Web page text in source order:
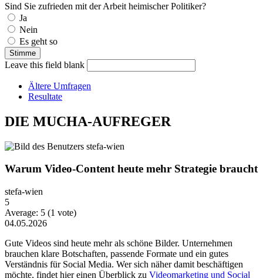
Sind Sie zufrieden mit der Arbeit heimischer Politiker?
Auswahlmöglichkeiten
Ja
Nein
Es geht so
Leave this field blank
Ältere Umfragen
Resultate
DIE MUCHA-AUFREGER
Warum Video-Content heute mehr Strategie braucht
stefa-wien
5
Average: 5 (1 vote)
04.05.2026
Gute Videos sind heute mehr als schöne Bilder. Unternehmen
brauchen klare Botschaften, passende Formate und ein gutes
Verständnis für Social Media. Wer sich näher damit beschäftigen
möchte, findet hier einen Überblick zu Videomarketing und Social